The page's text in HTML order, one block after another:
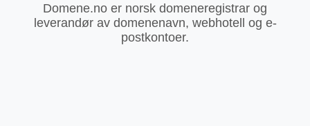
Domene.no er norsk domeneregistrar og
leverandør av domenenavn, webhotell og e-
postkontoer.